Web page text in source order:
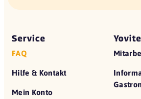
Service
FAQ
Hilfe & Kontakt
Mein Konto
Yovite